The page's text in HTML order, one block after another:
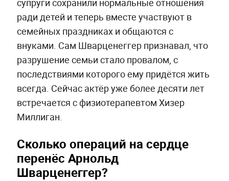
ради детей и теперь вместе участвуют в
семейных праздниках и общаются с
внуками. Сам Шварценеггер признавал, что
разрушение семьи стало провалом, с
последствиями которого ему придётся жить
всегда. Сейчас актёр уже более десяти лет
встречается с физиотерапевтом Хизер
Миллиган.
Сколько операций на сердце
перенёс Арнольд
Шварценеггер?